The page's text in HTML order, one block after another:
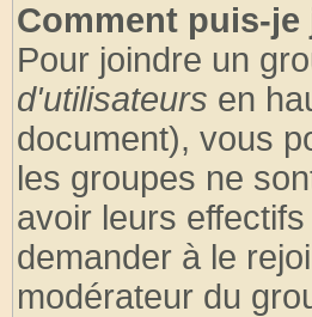
Comment puis-
Pour joindre un
d'utilisateurs en
document), vous
les groupes ne
avoir leurs
demander à le
modérateur du